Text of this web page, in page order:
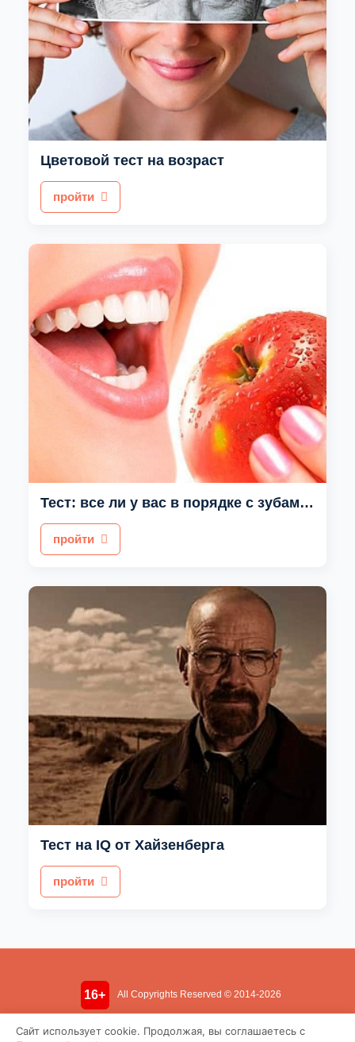
Цветовой тест на возраст
пройти
Тест: все ли у вас в порядке с зубами?
пройти
Тест на IQ от Хайзенберга
пройти
16+ All Copyrights Reserved © 2014-2026
медицинской консультацией.
Сайт использует cookie. Продолжая, вы соглашаетесь с